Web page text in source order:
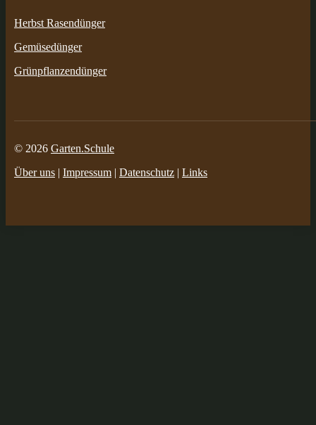
Herbst Rasendünger
Gemüsedünger
Grünpflanzendünger
© 2026 Garten.Schule
Über uns | Impressum | Datenschutz | Links